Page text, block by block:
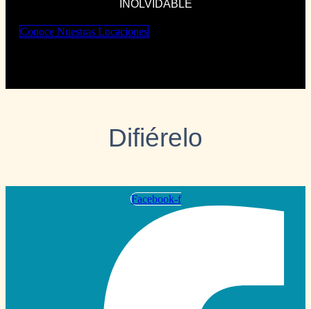
INOLVIDABLE
Conoce Nuestras Locaciones
Difiérelo
Facebook-f